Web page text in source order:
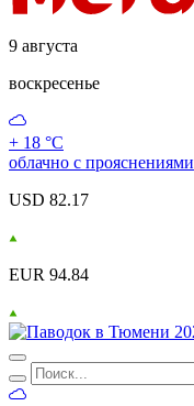
9 августа
воскресенье
+ 18 °С
облачно с прояснениями
USD 82.17
EUR 94.84